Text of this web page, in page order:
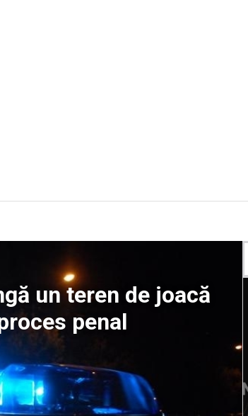
un teren de joacă
penal